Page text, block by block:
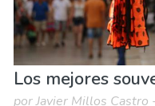
Los mejores
por Javier Millos